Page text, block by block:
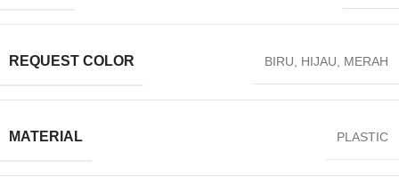
REQUEST COLOR BIRU HIJAU MERAH
MATERIAL PLASTIC